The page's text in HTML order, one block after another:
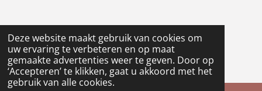
Deze website maakt gebruik van cookies om
uw ervaring te verbeteren en op maat
gemaakte advertenties weer te geven. Door op
‘Accepteren’ te klikken, gaat u akkoord met het
gebruik van alle cookies.